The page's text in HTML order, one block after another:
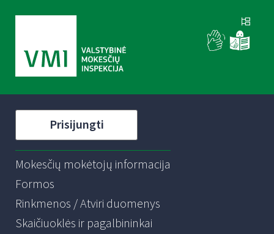
Prisijungti
Mokesčių mokėtojų informacija
Formos
Rinkmenos / Atviri duomenys
Skaičiuoklės ir pagalbininkai